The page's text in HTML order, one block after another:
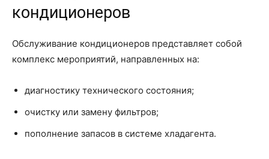
кондиционеров
Обслуживание кондиционеров представляет собой
комплекс мероприятий, направленных на:
диагностику технического состояния;
очистку или замену фильтров;
пополнение запасов в системе хладагента.